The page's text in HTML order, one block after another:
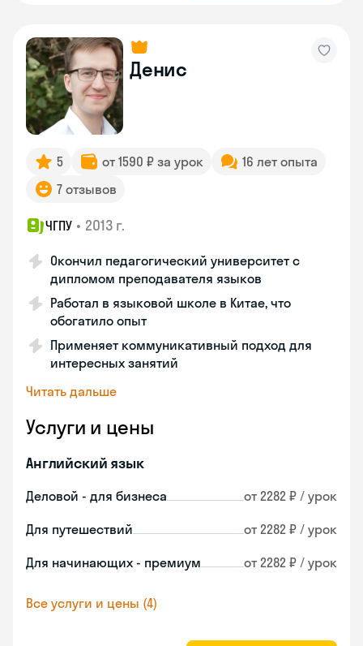
Денис
5 от 1590 ₽ за урок
16 лет опыта
7 отзывов
ЧГПУ • 2013 г.
Окончил педагогический университет с
дипломом преподавателя языков
Работал в языковой школе в Китае, что
обогатило опыт
Применяет коммуникативный подход для
интересных занятий
Читать дальше
Услуги и цены
Английский язык
Деловой - для бизнеса от 2282 ₽ / урок
Для путешествий от 2282 ₽ / урок
Для начинающих - премиум от 2282 ₽ / урок
Все услуги и цены (4)